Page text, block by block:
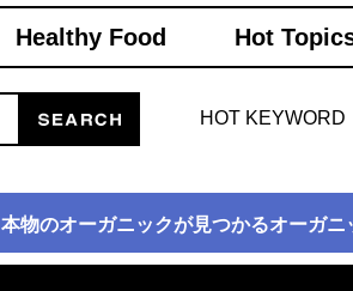
Healthy Food Hot
HOT KEYWORD
本物のオーガニックが見つかるオーガ